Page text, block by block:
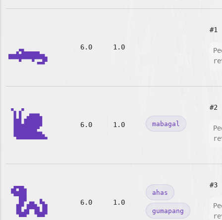
🐊 6.0 1.0
#1
🐌 6.0 1.0 mabagal
#2
🐍 6.0 1.0
ahas
gumapang
#3